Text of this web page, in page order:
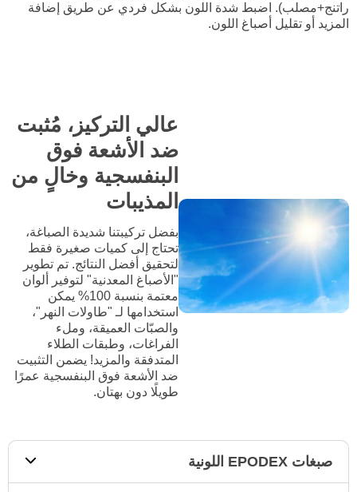
راتنج+مصلب). اضبط شدة اللون بشكل فردي عن طريق إضافة
المزيد أو تقليل أصباغ اللون.
عالي التركيز، مُثبت
ضد الأشعة فوق
البنفسجية وخالٍ من
المذيبات
بفضل تركيبتنا شديدة الصباغة،
تحتاج إلى كميات صغيرة فقط
لتحقيق أفضل النتائج. تم تطوير
"الأصباغ المعدنية" لتوفير ألوان
معتمة بنسبة 100% يمكن
استخدامها لـ "طاولات النهر"،
والصبّات العميقة، وملء
الفراغات، وطبقات الطلاء
المتدفقة والمزيد! يضمن التثبيت
ضد الأشعة فوق البنفسجية عمرًا
طويلًا دون بهتان.
صبغات EPODEX اللونية